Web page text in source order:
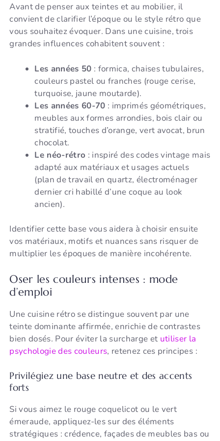
Avant de penser aux teintes et au mobilier, il
convient de clarifier l’époque ou le style rétro que
vous souhaitez évoquer. Dans une cuisine, trois
grandes influences cohabitent souvent :
Les années 50 : formica, chaises tubulaires,
couleurs pastel ou franches (rouge cerise,
turquoise, jaune moutarde).
Les années 60-70 : imprimés géométriques,
meubles aux formes arrondies, bois clair ou
stratifié, touches d’orange, vert avocat, brun
chocolat.
Le néo-rétro : inspiré des codes vintage mais
adapté aux matériaux et usages actuels
(plan de travail en quartz, électroménager
dernier cri habillé d’une coque au look
ancien).
Identifier cette base vous aidera à choisir ensuite
vos matériaux, motifs et nuances sans risquer de
multiplier les époques de manière incohérente.
Oser les couleurs intenses : mode
d’emploi
Une cuisine rétro se distingue souvent par une
teinte dominante affirmée, enrichie de contrastes
bien dosés. Pour éviter la surcharge et utiliser la
psychologie des couleurs, retenez ces principes :
Privilégiez une base neutre et des accents
forts
Si vous aimez le rouge coquelicot ou le vert
émeraude, appliquez-les sur des éléments
stratégiques : crédence, façades de meubles bas ou